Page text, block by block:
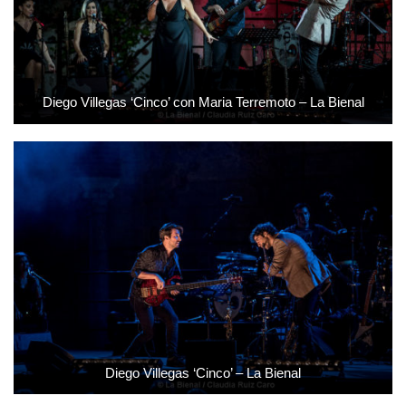
Diego Villegas ‘Cinco’ con Maria Terremoto – La Bienal
Diego Villegas ‘Cinco’ – La Bienal